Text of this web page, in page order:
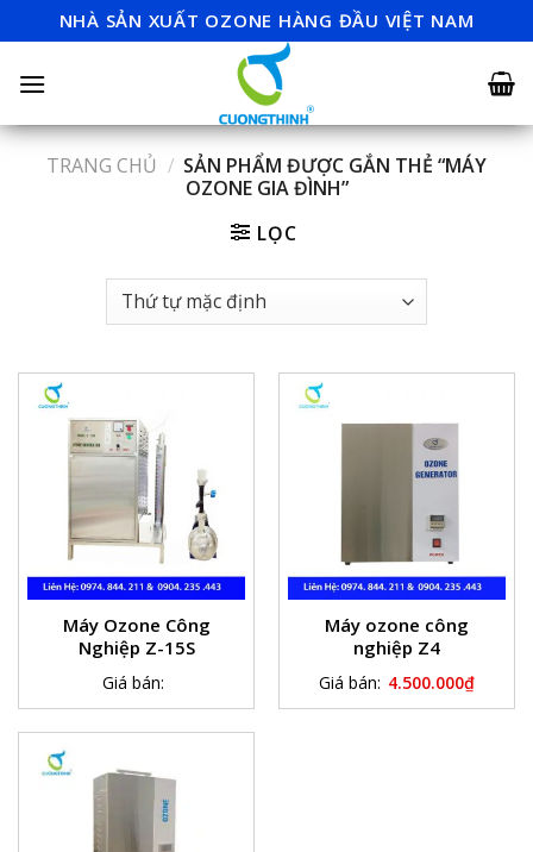
to
content
NHÀ SẢN XUẤT OZONE HÀNG ĐẦU VIỆT NAM
TRANG CHỦ / SẢN PHẨM ĐƯỢC GẮN THẺ “MÁY
OZONE GIA ĐÌNH”
LỌC
Máy Ozone Công
Nghiệp Z-15S
Giá bán:
Máy ozone công
nghiệp Z4
Giá bán: 4.500.000₫